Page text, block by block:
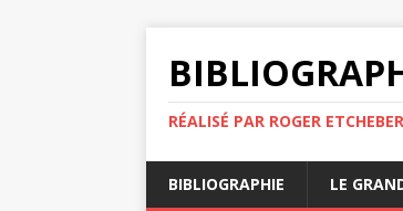
RÉALISÉ PAR ROGER
BIBLIOGRAPHIE LE